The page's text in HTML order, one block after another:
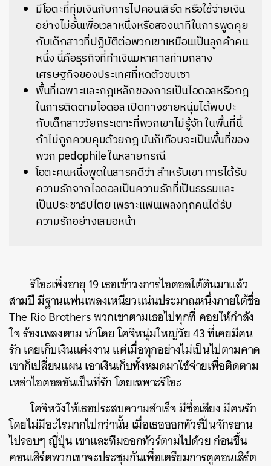
มีโอตะที่ทุ่มเงินกับการไปคอนเสิร์ต หรือใช้จ่ายเงิน
อย่างไม่อั้นเพื่อเวลาหนึ่งหรือสองนาทีในการพูดคุย
กับเด็กสาวที่ปฏิบัติต่อพวกเขาเหมือนเป็นลูกค้าคน
หนึ่ง นี่คือธุรกิจที่ทำเงินมหาศาลท่ามกลาง
เศรษฐกิจของประเทศที่หดตัวซบเซา
พื้นที่เฉพาะและกฎเหล็กของการเป็นไอดอลหรือกฎ
ในการติดตามไอดอล เปิดทางชายหนุ่มได้พบปะ
กับเด็กสาววัยกระเตาะที่พวกเขาไม่รู้จัก ในพื้นที่นี้
ถ้าไม่ถูกควบคุมด้วยกฎ มันก็เกือบจะเป็นพื้นที่ของ
พวก pedophile ในหลายกรณี
โอตะคนหนึ่งพูดในสารคดีว่า สำหรับเขา การได้รับ
ความรักจากไอดอลเป็นความรักที่เป็นธรรมและ
เป็นประชาธิปไตย เพราะแฟนเพลงทุกคนได้รับ
ความรักอย่างเสมอหน้า
ริโอะเพิ่งอายุ 19 เธอเข้าวงการไอดอลใต้ดินมาแล้ว
สามปี มีฐานแฟนเพลงเหนียวแน่นประมาณหนึ่งภายใต้ชื่อ
The Rio Brothers พวกเขาตามเธอไปทุกที่ คอยให้กำลัง
ใจ ร้องเพลงตาม นำโดย โคจิหนุ่มใหญ่วัย 43 ที่เคยมีคน
รัก เคยเก็บเงินแต่งงาน แต่เมื่อทุกอย่างไม่เป็นไปตามคาด
เขาก็เปลี่ยนแผน เอาเงินเก็บทั้งหมดมาใช้จ่ายเพื่อติดตาม
เหล่าไอดอลอันเป็นที่รัก โดยเฉพาะริโอะ
โคจิหวังให้เธอประสบความสำเร็จ มีชื่อเสียง มีคนรัก
โดยไม่มีอะไรมากไปกว่านั้น เมื่อเธอออกทัวร์ปั่นจักรยาน
ไปรอบๆ ญี่ปุ่น เขาและทีมออกทัวร์ตามไปด้วย ก่อนขึ้น
คอนเสิร์ตพวกเขาจะประชุมกันเพื่อเตรียมการดูคอนเสิร์ต